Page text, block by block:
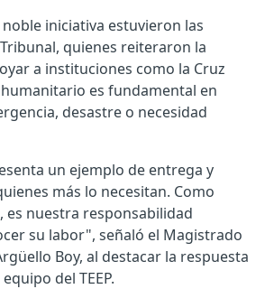
iniciativa estuvieron las
quienes reiteraron la
a instituciones como la Cruz
es fundamental en
desastre o necesidad
un ejemplo de entrega y
más lo necesitan. Como
es nuestra responsabilidad
su labor", señaló el Magistrado
Boy, al destacar la respuesta
del TEEP.